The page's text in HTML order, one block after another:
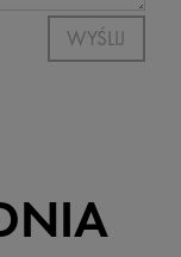
WYŚLIJ